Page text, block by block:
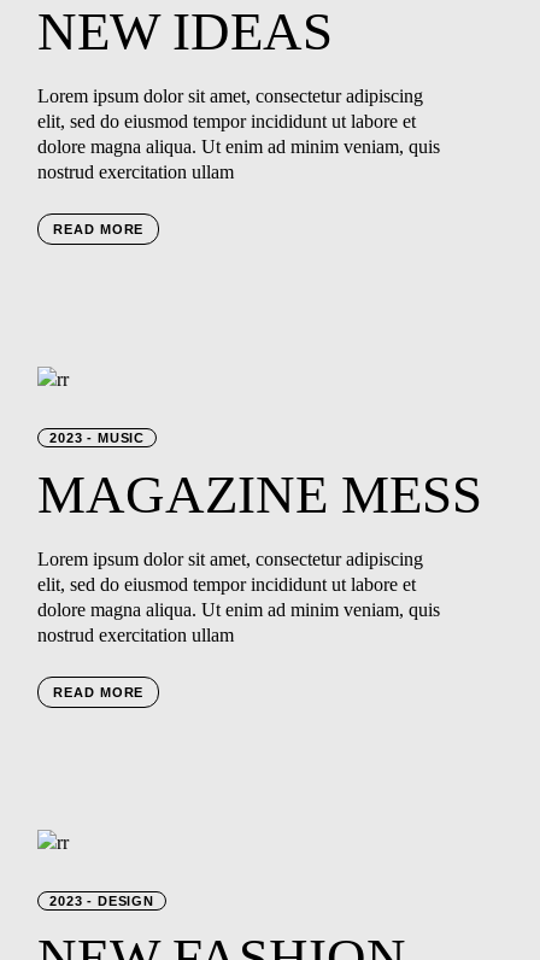
NEW IDEAS
Lorem ipsum dolor sit amet, consectetur adipiscing
elit, sed do eiusmod tempor incididunt ut labore et
dolore magna aliqua. Ut enim ad minim veniam, quis
nostrud exercitation ullam
READ MORE
2023 MUSIC
MAGAZINE MESS
Lorem ipsum dolor sit amet, consectetur adipiscing
elit, sed do eiusmod tempor incididunt ut labore et
dolore magna aliqua. Ut enim ad minim veniam, quis
nostrud exercitation ullam
READ MORE
2023 DESIGN